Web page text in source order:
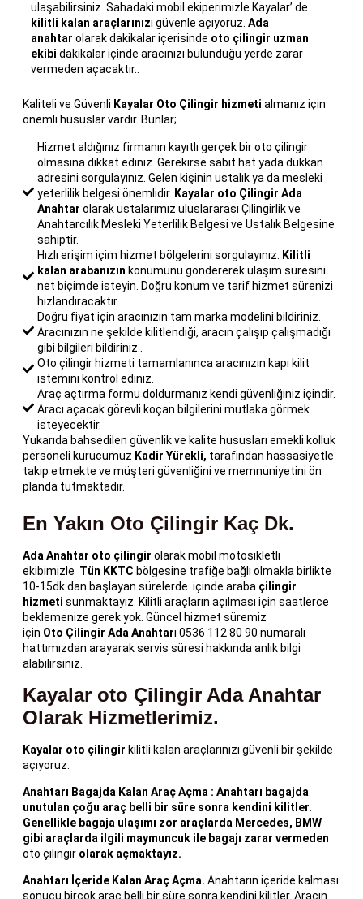
ulaşabilirsiniz. Sahadaki mobil ekiperimizle Kayalar’ de
kilitli kalan araçlarınızı güvenle açıyoruz. Ada
anahtar olarak dakikalar içerisinde oto çilingir uzman
ekibi dakikalar içinde aracınızı bulunduğu yerde zarar
vermeden açacaktır..
Kaliteli ve Güvenli Kayalar Oto Çilingir hizmeti almanız için
önemli hususlar vardır. Bunlar;
Hizmet aldığınız firmanın kayıtlı gerçek bir oto çilingir
olmasına dikkat ediniz. Gerekirse sabit hat yada dükkan
adresini sorgulayınız. Gelen kişinin ustalık ya da mesleki
yeterlilik belgesi önemlidir. Kayalar oto Çilingir Ada
Anahtar olarak ustalarımız uluslararası Çilingirlik ve
Anahtarcılık Mesleki Yeterlilik Belgesi ve Ustalık Belgesine
sahiptir.
Hızlı erişim içim hizmet bölgelerini sorgulayınız.
Kilitli
kalan arabanızın konumunu göndererek ulaşım süresini
net biçimde isteyin. Doğru konum ve tarif hizmet sürenizi
hızlandıracaktır.
Doğru fiyat için aracınızın tam marka modelini bildiriniz.
Aracınızın ne şekilde kilitlendiği, aracın çalışıp çalışmadığı
gibi bilgileri bildiriniz..
Oto çilingir hizmeti tamamlanınca aracınızın kapı kilit
istemini kontrol ediniz.
Araç açtırma formu doldurmanız kendi güvenliğiniz içindir.
Aracı açacak görevli koçan bilgilerini mutlaka görmek
isteyecektir.
Yukarıda bahsedilen güvenlik ve kalite hususları emekli kolluk
personeli kurucumuz Kadir Yürekli, tarafından hassasiyetle
takip etmekte ve müşteri güvenliğini ve memnuniyetini ön
planda tutmaktadır.
En Yakın Oto Çilingir Kaç Dk.
Ada Anahtar oto çilingir olarak mobil motosikletli
ekibimizle Tün KKTC bölgesine trafiğe bağlı olmakla birlikte
10-15dk dan başlayan sürelerde içinde araba çilingir
hizmeti sunmaktayız. Kilitli araçların açılması için saatlerce
beklemenize gerek yok. Güncel hizmet süremiz
için Oto Çilingir Ada Anahtarı 0536 112 80 90 numaralı
hattımızdan arayarak servis süresi hakkında anlık bilgi
alabilirsiniz.
Kayalar oto Çilingir Ada Anahtar
Olarak Hizmetlerimiz.
Kayalar oto çilingir kilitli kalan araçlarınızı güvenli bir şekilde
açıyoruz.
Anahtarı Bagajda Kalan Araç Açma : Anahtarı bagajda
unutulan çoğu araç belli bir süre sonra kendini kilitler.
Genellikle bagaja ulaşımı zor araçlarda Mercedes, BMW
gibi araçlarda ilgili maymuncuk ile bagajı zarar vermeden
oto çilingir olarak açmaktayız.
Anahtarı İçeride Kalan Araç Açma. Anahtarın içeride kalması
sonucu birçok araç belli bir süre sonra kendini kilitler. Aracın